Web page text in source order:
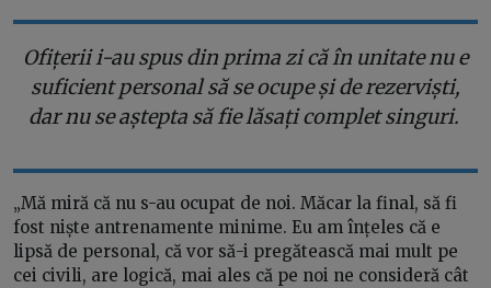
Ofițerii i-au spus din prima zi că în unitate nu e
suficient personal să se ocupe și de rezerviști,
dar nu se aștepta să fie lăsați complet singuri.
„Mă miră că nu s-au ocupat de noi. Măcar la final, să fi
fost niște antrenamente minime. Eu am înțeles că e
lipsă de personal, că vor să-i pregătească mai mult pe
cei civili, are logică, mai ales că pe noi ne consideră cât